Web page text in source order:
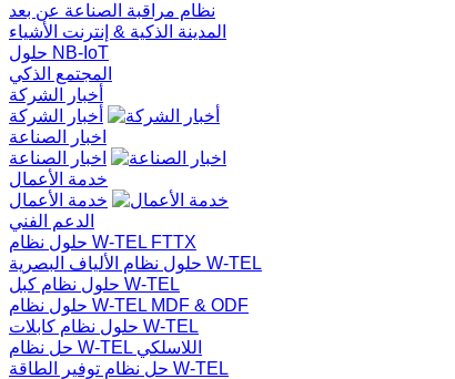
نظام مراقبة الصناعة عن بعد
المدينة الذكية & إنترنت الأشياء
حلول NB-IoT
المجتمع الذكي
أخبار الشركة
أخبار الشركة
اخبار الصناعة
اخبار الصناعة
خدمة الأعمال
خدمة الأعمال
الدعم الفني
حلول نظام W-TEL FTTX
حلول نظام الألياف البصرية W-TEL
حلول نظام كبل W-TEL
حلول نظام W-TEL MDF & ODF
حلول نظام كابلات W-TEL
حل نظام W-TEL اللاسلكي
حل نظام توفير الطاقة W-TEL